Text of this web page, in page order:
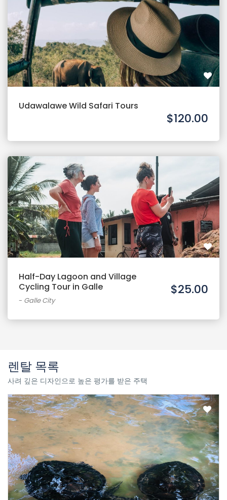
Udawalawe Wild Safari Tours
$120.00
Half-Day Lagoon and Village
Cycling Tour in Galle
- Galle City
$25.00
렌탈 목록
사려 깊은 디자인으로 높은 평가를 받은 주택